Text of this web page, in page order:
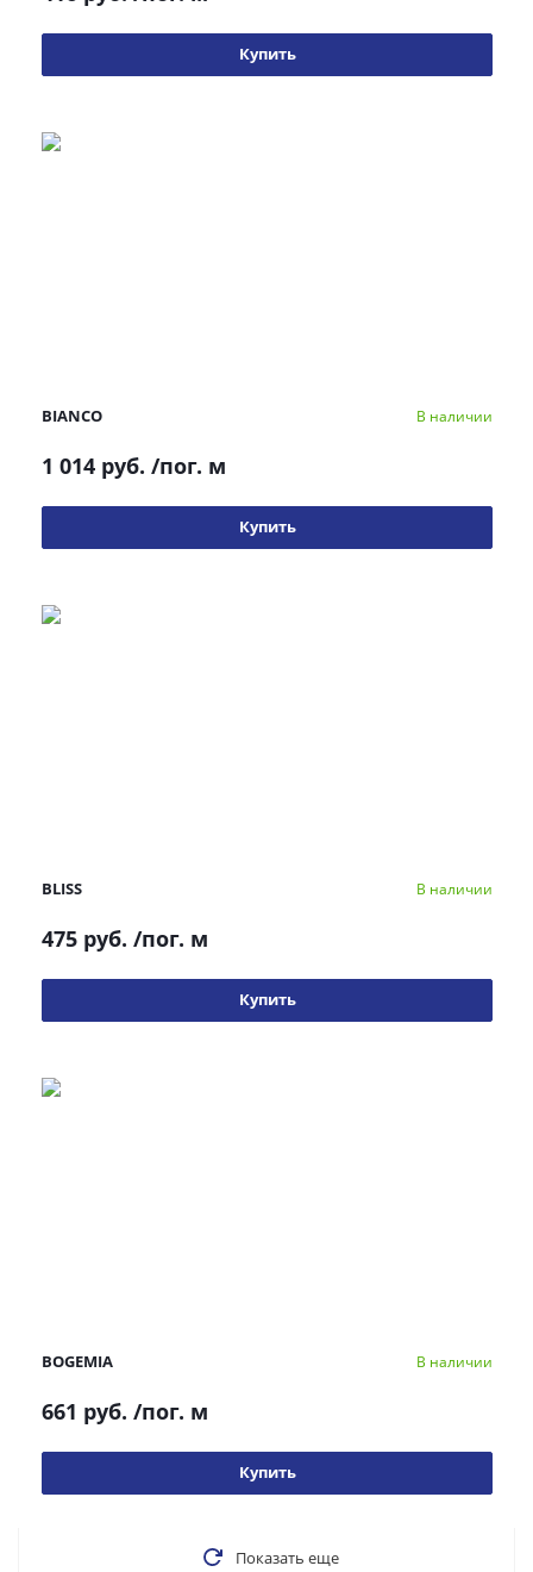
Купить
BIANCO В наличии
1 014 руб. /пог. м
Купить
BLISS В наличии
475 руб. /пог. м
Купить
BOGEMIA В наличии
661 руб. /пог. м
Купить
Показать еще